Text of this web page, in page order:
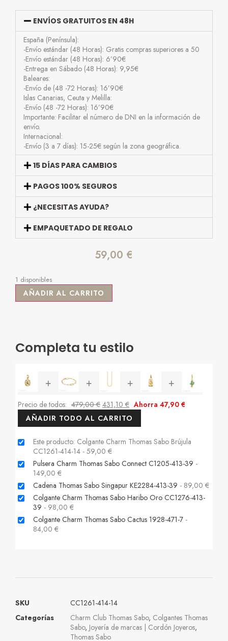
ENVÍOS GRATUITOS EN 48H
España (Península):
-Envío estándar (48 Horas): Gratis compras superiores a 50
-Envío estándar (48 Horas): 6’90€
-Entrega en Sábado (48 Horas): 9,95€
Baleares:
-Envío de (48 -72 Horas): 16’90€
Islas Canarias, Ceuta y Melilla:
-Envío (48 -72 Horas): 16’90€
Importante: Facilitar el número de DNI en la información de
envío.
Internacional:
-Envío (3 a 7 días): 15-25€ según la zona geográfica.
15 DÍAS PARA CAMBIOS
PAGOS 100% SEGUROS
¿NECESITAS AYUDA?
EMPAQUETADO DE REGALO
59,00 €
1 disponibles
AÑADIR AL CARRITO
Completa tu estilo
+ + + +
Precio de todos: 479,00€ 431,10 € Ahorra 47,90 €
AÑADIR TODO AL CARRITO
Este producto: Colgante Charm Thomas Sabo Brújula
CC1261-414-14 - 59,00 €
Pulsera Charm Thomas Sabo Connect C1205-413-39 -
149,00 €
Cadena Thomas Sabo Singapur KE2284-413-39 - 89,00 €
Colgante Charm Thomas Sabo Haribo Oro CC1276-413-
39 - 98,00 €
Colgante Charm Thomas Sabo Cactus 1928-471-7 -
84,00 €
SKU
CC1261-414-14
Categorías
Charm Club Thomas Sabo, Colgantes Thomas
Sabo, Joyería de marcas | Cordón Joyeros,
Thomas Sabo